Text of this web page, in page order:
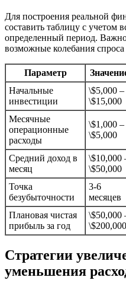
Для построения реальной
составить таблицу с учетом
определенный период.
возможные колебания
Параметр
Начальные
инвестиции
\$5,000 –
\$15,000
Месячные
операционные
расходы
\$1,000 –
\$5,000
Средний доход в
месяц
\$10,000
\$50,000
Точка
безубыточности
3-6
месяцев
Плановая чистая
прибыль за год
\$50,000
\$200,000
Стратегии
уменьшения